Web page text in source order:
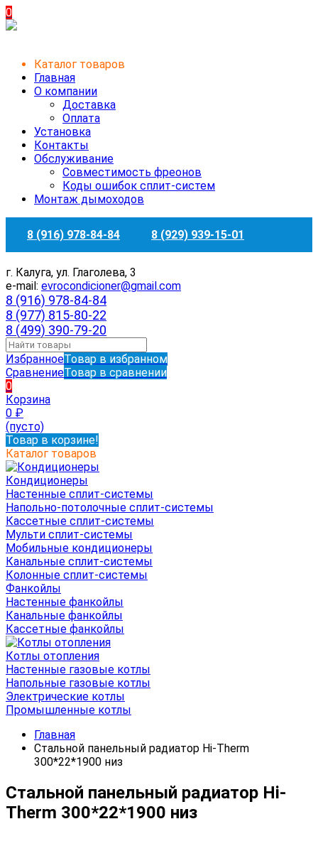
0
Каталог товаров
Главная
О компании
Доставка
Оплата
Установка
Контакты
Обслуживание
Совместимость фреонов
Коды ошибок сплит-систем
Монтаж дымоходов
8 (916) 978-84-84 8 (929) 939-15-01
г. Калуга, ул. Глаголева, 3
e-mail: evrocondicioner@gmail.com
8 (916) 978-84-84
8 (977) 815-80-22
8 (499) 390-79-20
ИзбранноеТовар в избранном
СравнениеТовар в сравнении
0
Корзина
0 ₽
(пусто)
Товар в корзине!
Каталог товаров
Кондиционеры
Настенные сплит-системы
Напольно-потолочные сплит-системы
Кассетные сплит-системы
Мульти сплит-системы
Мобильные кондиционеры
Канальные сплит-системы
Колонные сплит-системы
Фанкойлы
Настенные фанкойлы
Канальные фанкойлы
Кассетные фанкойлы
Котлы отопления
Настенные газовые котлы
Напольные газовые котлы
Электрические котлы
Промышленные котлы
Главная
Стальной панельный радиатор Hi-Therm
300*22*1900 низ
Стальной панельный радиатор Hi-
Therm 300*22*1900 низ